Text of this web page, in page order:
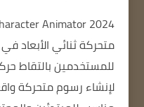
متحركة ثنائي الأبعاد
للمستخدمين بالتقاط
لإنشاء رسوم متحركة